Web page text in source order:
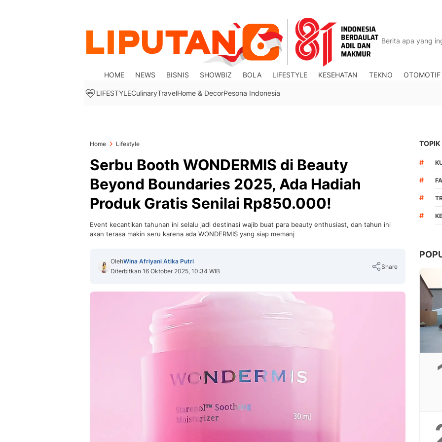
HOME NEWS BISNIS SHOWBIZ BOLA LIFESTYLE KESEHATAN TEKNO OTOMOTIF
LIFESTYLECulinaryTravelHome & DecorPesona Indonesia
Home Lifestyle
Serbu Booth WONDERMIS di Beauty
Beyond Boundaries 2025, Ada Hadiah
Produk Gratis Senilai Rp850.000!
Event kecantikan tahunan ini selalu jadi destinasi wajib buat para beauty enthusiast, dan tahun ini
akan terasa makin seru karena ada WONDERMIS yang siap memanj
OlehWina Afriyani Atika Putri
Diterbitkan 16 Oktober 2025, 10:34 WIB
Share
TOPIK
#
#
#
#